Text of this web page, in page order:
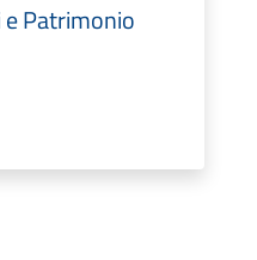
Patrimonio